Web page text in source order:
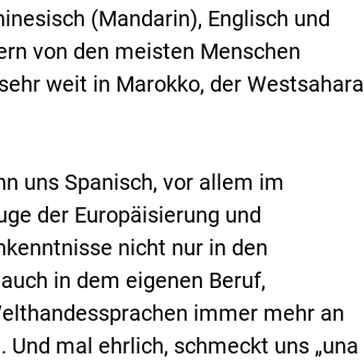
(Mandarin), Englisch und
von den meisten Menschen
weit in Marokko, der Westsahara
uns Spanisch, vor allem im
der Europäisierung und
nicht nur in den
in dem eigenen Beruf,
immer mehr an
mal ehrlich, schmeckt uns „una